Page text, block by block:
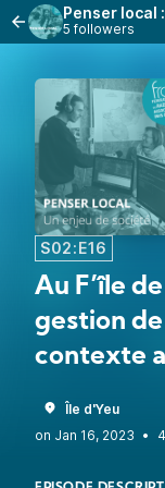
Penser local
5 followers
S02:E16
Au F’île
gestion de
contexte
Île d'Yeu
•